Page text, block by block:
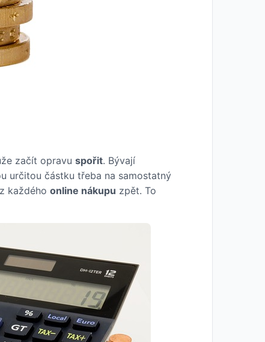
začít opravu spořit. Bývají
určitou částku třeba na samostatný
z každého online nákupu zpět. To